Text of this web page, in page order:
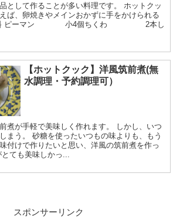
として作ることが多い料理です。 ホットクッ
ば、卵焼きやメインおかずに手をかけられる
材料 ピーマン 小4個ちくわ 2本し
【ホットクック】洋風筑前煮(無
水調理・予約調理可）
煮が手軽で美味しく作れます。 しかし、いつ
まう。 砂糖を使ったいつもの味よりも、もう
付けで作りたいと思い、洋風の筑前煮を作っ
ても美味しかっ...
スポンサーリンク